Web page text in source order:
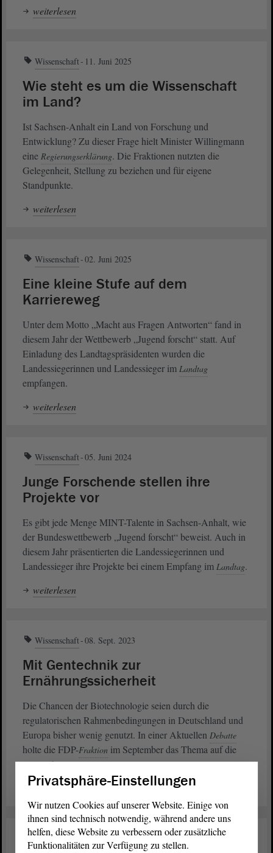
weiterlesen
Wissenschaft 11. Juni 2025
Wie steht es um die Wissenschaft
im Land?
Ist Sachsen-Anhalt ein Land von Forschung und
Entwicklung? Zu dieser Frage hielt Minister Willingmann
eine Regierungserklärung. Die Fraktionen nutzten die
Gelegenheit, Stellung zu beziehen und für eigene
Standpunkte.
weiterlesen
Wissenschaft 02. Juni 2025
Eine kleine Stufe auf dem
Karriereweg
Unter dem Motto „Macht aus Fragen Antworten“ fand in
diesem Jahr der Wettbewerb „Jugend forscht“ statt. Auf
Einladung des Landtagspräsidenten wurden die
Landessiegerinnen und Landessieger im Landtag
empfangen.
weiterlesen
Wissenschaft 05. Juni 2024
Junge Forschende stellen ihre
Projekte vor
Es gibt jede Menge MINT-Talente in Sachsen-Anhalt, wie
der Bundeswettbewerb „Jugend forscht“ beweist. Auch in
diesem Jahr präsentierten die Landessiegerinnen und
Landessieger ihre Projekte bei einem Empfang im Landtag.
weiterlesen
Wissenschaft 08. Sept. 2023
Mit Gentechnik zur
Ernährungssicherheit
Die Chancen der Biotechnologie seien durch die
regulatorischen Rahmenbedingungen in Deutschland und
Europa bisher wenig genutzt. In einer Aktuellen Debatte
holte die FDP-Fraktion im September das Thema auf die
Tagesordnung.
weiterlesen
Wissenschaft 28. Apr. 2023
Privatsphäre-Einstellungen
Wir nutzen Cookies auf unserer Website. Einige von
ihnen sind technisch notwendig, während andere uns
helfen, diese Website zu verbessern oder zusätzliche
Funktionalitäten zur Verfügung zu stellen.